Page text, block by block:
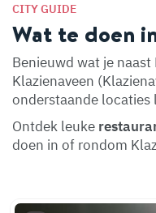
CITY GUIDE
Wat te doen
Benieuwd wat je
Klazienaveen
onderstaande locaties
Ontdek leuke
doen in of rondom